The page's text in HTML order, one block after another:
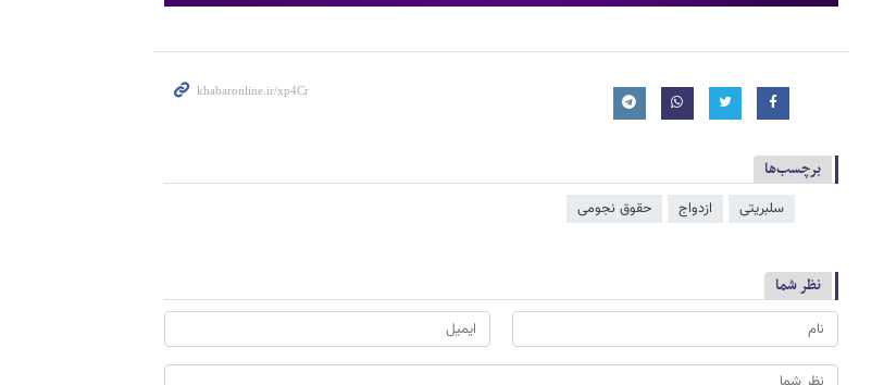
برچسب‌ها
سلبریتی ازدواج حقوق نجومی
نظر شما